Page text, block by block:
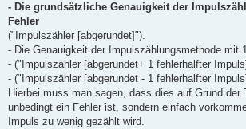
- Die grundsätzliche Genauigkeit der
Fehler
("Impulszähler [abgerundet]").
- Die Genauigkeit der Impulszählungsmethode mit
- ("Impulszähler [abgerundet+ 1 fehlerhalfter
- ("Impulszähler [abgerundet - 1 fehlerhalfter
Hierbei muss man sagen, dass dies auf Grund der
unbedingt ein Fehler ist, sondern einfach
Impuls zu wenig gezählt wird.